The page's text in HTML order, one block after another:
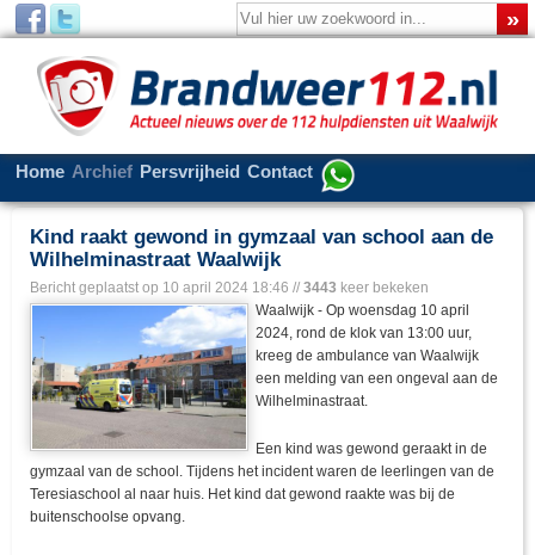
Home Archief Persvrijheid Contact
Kind raakt gewond in gymzaal van school aan de
Wilhelminastraat Waalwijk
Bericht geplaatst op 10 april 2024 18:46 // 3443 keer bekeken
Waalwijk - Op woensdag 10 april
2024, rond de klok van 13:00 uur,
kreeg de ambulance van Waalwijk
een melding van een ongeval aan de
Wilhelminastraat.
Een kind was gewond geraakt in de
gymzaal van de school. Tijdens het incident waren de leerlingen van de
Teresiaschool al naar huis. Het kind dat gewond raakte was bij de
buitenschoolse opvang.